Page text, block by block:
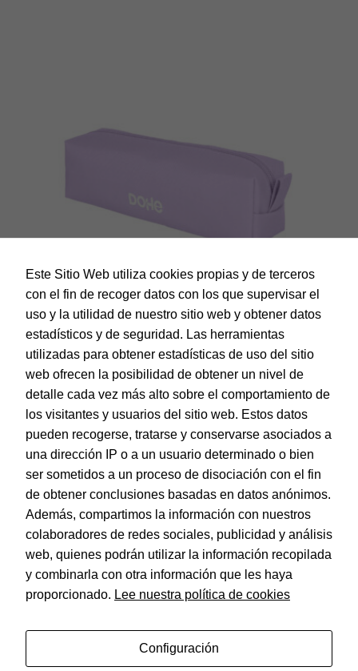
Dohe – Portatodo cuadrado – Color Morado – Colección
Serenity
EAN: 8421938519518
© Dohe - Camino de Madrid, 14
28970 • Humanes de Madrid (Madrid)
ESPAÑA
Aviso legal
Política de cookies
Este Sitio Web utiliza cookies propias y de terceros
con el fin de recoger datos con los que supervisar el
uso y la utilidad de nuestro sitio web y obtener datos
estadísticos y de seguridad. Las herramientas
utilizadas para obtener estadísticas de uso del sitio
web ofrecen la posibilidad de obtener un nivel de
detalle cada vez más alto sobre el comportamiento de
los visitantes y usuarios del sitio web. Estos datos
pueden recogerse, tratarse y conservarse asociados a
una dirección IP o a un usuario determinado o bien
ser sometidos a un proceso de disociación con el fin
de obtener conclusiones basadas en datos anónimos.
Además, compartimos la información con nuestros
colaboradores de redes sociales, publicidad y análisis
web, quienes podrán utilizar la información recopilada
y combinarla con otra información que les haya
proporcionado. Lee nuestra política de cookies
Configuración